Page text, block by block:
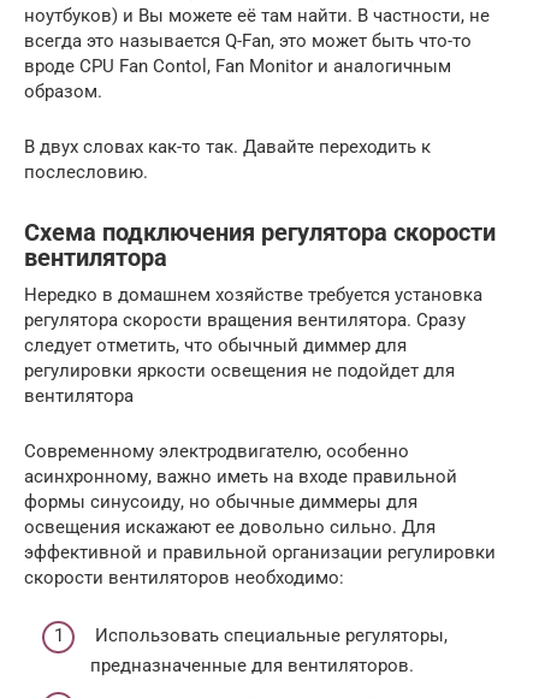
ноутбуков) и Вы можете её там найти. В частности, не
всегда это называется Q-Fan, это может быть что-то
вроде CPU Fan Contol, Fan Monitor и аналогичным
образом.
В двух словах как-то так. Давайте переходить к
послесловию.
Схема подключения регулятора скорости
вентилятора
Нередко в домашнем хозяйстве требуется установка
регулятора скорости вращения вентилятора. Сразу
следует отметить, что обычный диммер для
регулировки яркости освещения не подойдет для
вентилятора
Современному электродвигателю, особенно
асинхронному, важно иметь на входе правильной
формы синусоиду, но обычные диммеры для
освещения искажают ее довольно сильно. Для
эффективной и правильной организации регулировки
скорости вентиляторов необходимо:
Использовать специальные регуляторы,
предназначенные для вентиляторов.